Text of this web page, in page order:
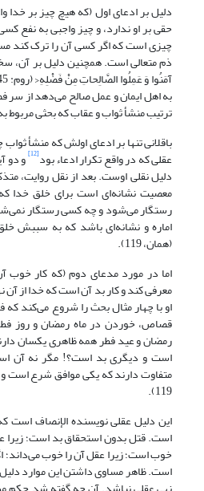
دلیل بر ادعای اول (که هیچ چیز بر
حقی بر او ندارد، و چیز واجبی به نفع
چیزی است که اگر کسی آن را ترک کند
ذم متعالی است. هم‏چنین دلیل بر آن،
ترتیب منشأ ثواب و عقاب که بحثی
باقلانی تنها بر ادعای اولش که منشأ
عقلی که در واقع تکرار ادعاء بود[12] و دو
دلیل نقلی اوست. بعد از نقل روایت،
معصیت نشانه‌ای است برای خلق خدا
رستگار می‌شود و چه کسی رستگار
اماره و نشانه‌ای باشد که به سببش
(همان، 119).
اما در مورد مدعای دوم (که کار
معرفی کند و کار بد آن است که خدا از آن
او با چهار مثال بحث را شروع می‌کند که
قصاص، خوردن در ماه رمضان و روز
رمضان و عید فطر همه ظاهری یکسان
است و دیگری بد است؟! مگر نه آن
متفاوت دارند که یکی موافق شرع است
119).
این دلیل عقلی نویسنده الإنصاف است
است. قتل بدون استحقاق بد است؛
خوب است؛ زیرا عقل آن را خوب
است. ظاهر مساوی داشتن این موارد